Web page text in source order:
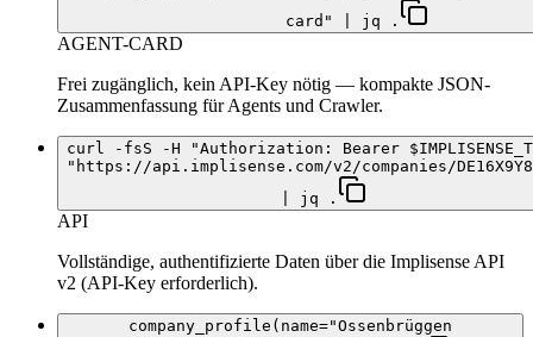
card" | jq .
AGENT-CARD
Frei zugänglich, kein API-Key nötig — kompakte JSON-
Zusammenfassung für Agents und Crawler.
curl -fsS -H "Authorization: Bearer
"https://api.implisense.com/v2/companies/
| jq .
API
Vollständige, authentifizierte Daten über die Implisense API
v2 (API-Key erforderlich).
company_profile(name="Ossenbrüggen